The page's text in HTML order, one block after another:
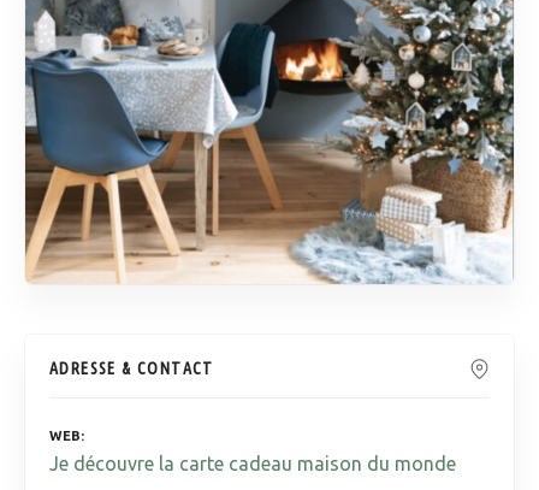
ADRESSE & CONTACT
WEB
Je découvre la carte cadeau maison du monde